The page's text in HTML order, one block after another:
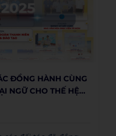
ĐỒNG HÀNH CÙNG
NGỮ CHO THẾ HỆ